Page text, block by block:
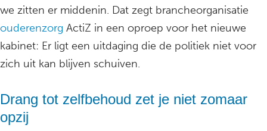
we zitten er middenin. Dat zegt brancheorganisatie
ouderenzorg ActiZ in een oproep voor het nieuwe
kabinet: Er ligt een uitdaging die de politiek niet voor
zich uit kan blijven schuiven.
Drang tot zelfbehoud zet je niet zomaar
opzij